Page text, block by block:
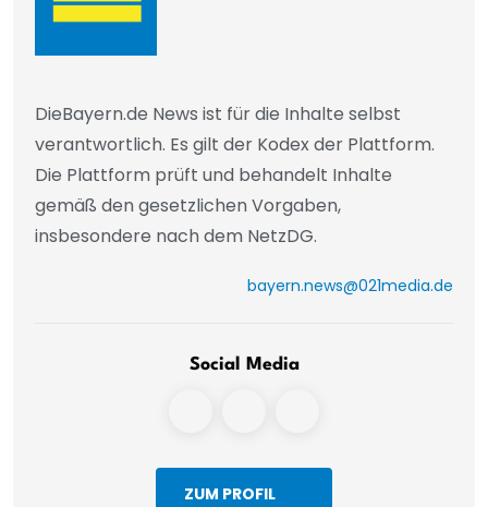
DieBayern.de News ist für die Inhalte selbst
verantwortlich. Es gilt der Kodex der Plattform.
Die Plattform prüft und behandelt Inhalte
gemäß den gesetzlichen Vorgaben,
insbesondere nach dem NetzDG.
bayern.news@021media.de
Social Media
ZUM PROFIL